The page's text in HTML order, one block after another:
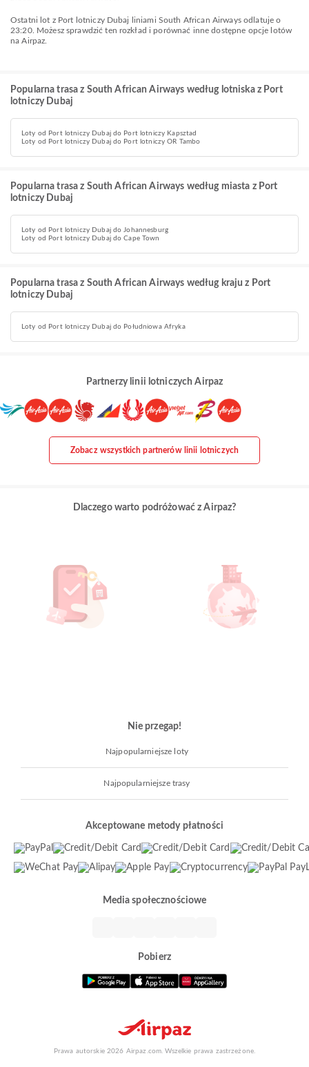
Ostatni lot z Port lotniczy Dubaj liniami South African Airways odlatuje o
23:20. Możesz sprawdzić ten rozkład i porównać inne dostępne opcje lotów
na Airpaz.
Popularna trasa z South African Airways według lotniska z Port
lotniczy Dubaj
Loty od Port lotniczy Dubaj do Port lotniczy Kapsztad
Loty od Port lotniczy Dubaj do Port lotniczy OR Tambo
Popularna trasa z South African Airways według miasta z Port
lotniczy Dubaj
Loty od Port lotniczy Dubaj do Johannesburg
Loty od Port lotniczy Dubaj do Cape Town
Popularna trasa z South African Airways według kraju z Port
lotniczy Dubaj
Loty od Port lotniczy Dubaj do Południowa Afryka
Partnerzy linii lotniczych Airpaz
Zobacz wszystkich partnerów linii lotniczych
Dlaczego warto podróżować z Airpaz?
Nie przegap!
Najpopularniejsze loty
Najpopularniejsze trasy
Akceptowane metody płatności
Media społecznościowe
Pobierz
Prawa autorskie 2026 Airpaz.com. Wszelkie prawa zastrzeżone.